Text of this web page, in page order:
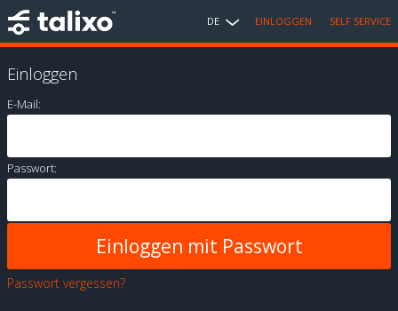
DE EINLOGGEN SELF SERVICE
Einloggen
E-Mail:
Passwort:
Passwort vergessen?